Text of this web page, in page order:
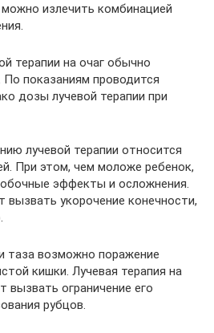
излечить комбинацией
терапии на очаг обычно
По показаниям проводится
дозы лучевой терапии при
лучевой терапии относится
При этом, чем моложе ребенок,
эффекты и осложнения.
вызвать укорочение конечности,
таза возможно поражение
кишки. Лучевая терапия на
вызвать ограничение его
рубцов.